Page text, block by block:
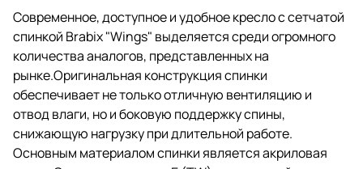
длительной работе.
Основным материалом спинки
является акриловая сетка.
Сиденье - из ткани E (TW)
повышенной износостойкости и
прочности на разрыв,
истирание.
Жесткость сиденья средняя, с
плотным износостойким
Современное, доступное и удобное кресло с сетчатой
спинкой Brabix "Wings" выделяется среди огромного
количества аналогов, представленных на
рынке.Оригинальная конструкция спинки
обеспечивает не только отличную вентиляцию и
отвод влаги, но и боковую поддержку спины,
снижающую нагрузку при длительной работе.
Основным материалом спинки является акриловая